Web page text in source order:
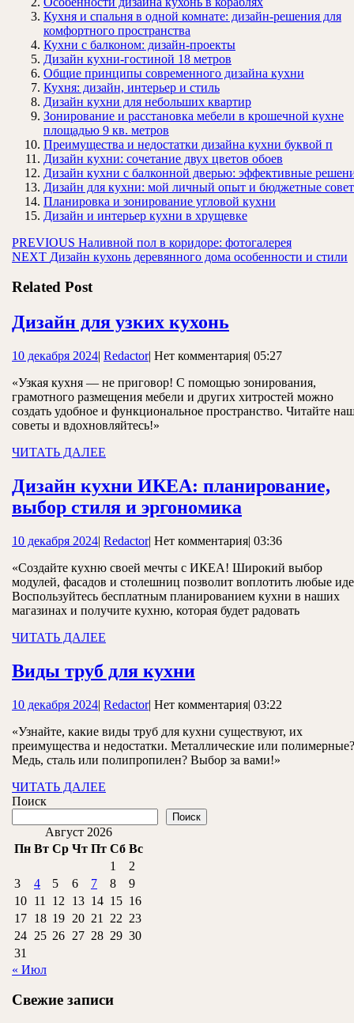
Кухня и спальня в одной комнате: дизайн-решения для
комфортного пространства
Кухни с балконом: дизайн-проекты
Дизайн кухни-гостиной 18 метров
Общие принципы современного дизайна кухни
Кухня: дизайн, интерьер и стиль
Дизайн кухни для небольших квартир
Зонирование и расстановка мебели в крошечной кухне
площадью 9 кв. метров
Преимущества и недостатки дизайна кухни буквой п
Дизайн кухни: сочетание двух цветов обоев
Дизайн кухни с балконной дверью: эффективные
Дизайн для кухни: мой личный опыт и бюджетные
Планировка и зонирование угловой кухни
Дизайн и интерьер кухни в хрущевке
Навигация
по
записям
PREVIOUS Предыдущая
запись:
Наливной пол в коридоре: фотогалерея
NEXT Следующая
Дизайн кухонь деревянного дома особенности и стили
Related Post
Дизайн для узких кухонь
узких
кухонь
10 декабря 202410
2024
| RedactorRedactor
| Нет комментария| 05:27
«Узкая кухня — не приговор! С помощью зонирования,
грамотного размещения мебели и других хитростей можно
создать удобное и функциональное пространство. Читайте
советы и вдохновляйтесь!»
ЧИТАТЬ ДАЛЕЕ
Дизайн кухни ИКЕА: планирование,
выбор стиля и эргономика
ИКЕА:
выбор
стиля
10 декабря 202410
2024
| RedactorRedactor
| Нет комментария| 03:36
«Создайте кухню своей мечты с ИКЕА! Широкий выбор
модулей, фасадов и столешниц позволит воплотить любые
Воспользуйтесь бесплатным планированием кухни в наших
магазинах и получите кухню, которая будет радовать
ЧИТАТЬ ДАЛЕЕ
Виды труб для кухниВиды
для
кухни
10 декабря 202410
2024
| RedactorRedactor
| Нет комментария| 03:22
«Узнайте, какие виды труб для кухни существуют, их
преимущества и недостатки. Металлические или полимерные?
Медь, сталь или полипропилен? Выбор за вами!»
ЧИТАТЬ ДАЛЕЕ
Поиск
Поиск
Август 2026
Пн Вт Ср Чт Пт Сб Вс
1
2
3
4 5 6 7 8
9
10 11 12 13 14 15 16
17 18 19 20 21 22 23
24 25 26 27 28 29 30
31
« Июл
Свежие записи